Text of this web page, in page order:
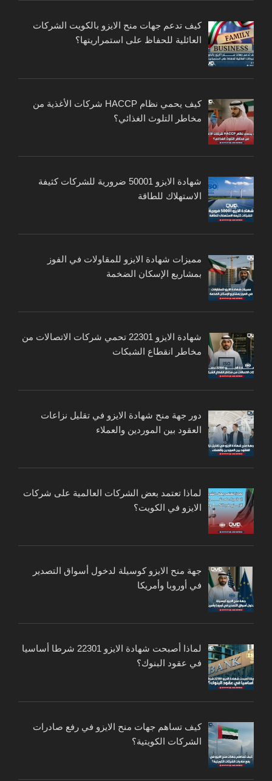
كيف تدعم جهات منح الايزو بالكويت الشركات
العائلية للحفاظ على استمراريتها؟
كيف يحمي نظام HACCP شركات الأغذية من
مخاطر التلوث الغذائي؟
شهادة الايزو 50001 ضرورية للشركات كثيفة
الاستهلاك للطاقة
مميزات شهادة الايزو للمقاولات في الفوز
بمشاريع الإسكان الضخمة
شهادة الايزو 22301 تحمي شركات الاتصالات من
مخاطر انقطاع الشبكات
دور جهة منح شهادة الايزو في تقليل نزاعات
العقود بين الموردين والعملاء
لماذا تعتمد بعض الشركات العالمية على شركات
الايزو في الكويت؟
جهة منح الايزو كوسيلة لدخول أسواق التصدير
في أوروبا وأمريكا
لماذا أصبحت شهادة الايزو 22301 شرطا أساسيا
في عقود البنوك؟
كيف تساهم جهات منح الايزو في رفع صادرات
الشركات الكويتية؟